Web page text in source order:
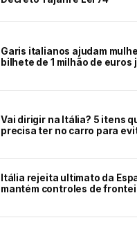
Garis italianos ajudam
bilhete de 1 milhão de euros
Vai dirigir na Itália? 5 itens
precisa ter no carro para
Itália rejeita ultimato da
mantém controles de